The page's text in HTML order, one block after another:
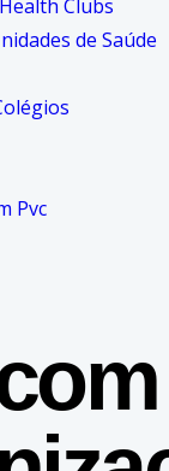
Clubs
de Saúde
Pvc